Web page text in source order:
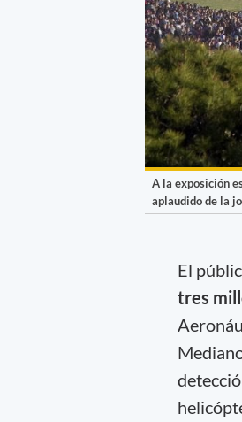
A la exposición
aplaudido de la
El
tres